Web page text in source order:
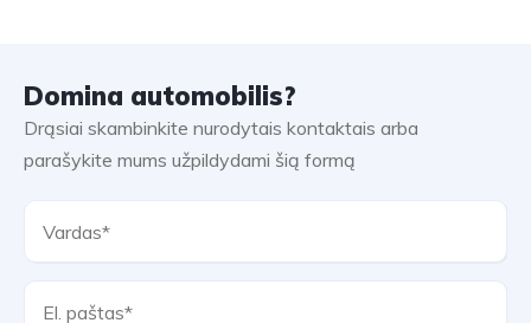
Domina automobilis?
Drąsiai skambinkite nurodytais kontaktais arba
parašykite mums užpildydami šią formą